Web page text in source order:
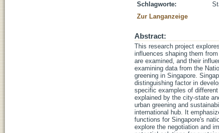
Schlagworte:
Zur Langanzeige
Abstract:
This research project
influences shaping them
are examined, and their
examining data from the
greening in Singapore.
distinguishing factor in
specific examples of
explained by the city-state
urban greening and
international hub. It
functions for Singapore's
explore the negotiation and